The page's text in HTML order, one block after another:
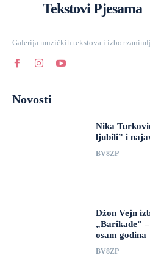
Tekstovi Pjesama
Galerija muzičkih tekstova i izbor
Novosti
Nika
ljubili” i
BV8ZP
Džon Vejn
„Barikade”
osam godina
BV8ZP